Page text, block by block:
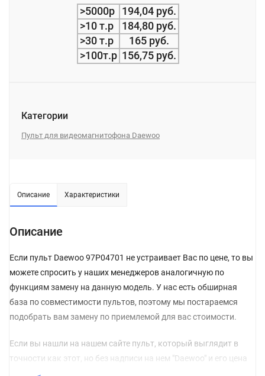
>5000р
194,04 руб.
>10 т.р
184,80 руб.
>30 т.р
165 руб.
>100т.р 156,75 руб.
Категории
Пульт для видеомагнитофона Daewoo
Описание Характеристики
Описание
Если пульт Daewoo 97P04701 не устраивает Вас по цене, то вы
можете спросить у наших менеджеров аналогичную по
функциям замену на данную модель. У нас есть обширная
база по совместимости пультов, поэтому мы постараемся
подобрать вам замену по приемлемой для вас стоимости.
Если вы нашли на нашем сайте пульт, который выглядит в
точности как этот, но без надписи на нем "Daewoo" и его цена
гораздо ниже, то, можете не сомневаться, и сразу класть его в